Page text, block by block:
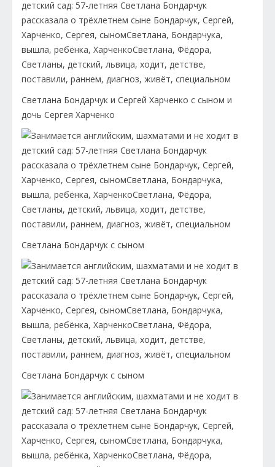
Светлана Бондарчук и Сергей Харченко с сыном и
дочь Сергея Харченко
Светлана Бондарчук с сыном
Светлана Бондарчук с сыном